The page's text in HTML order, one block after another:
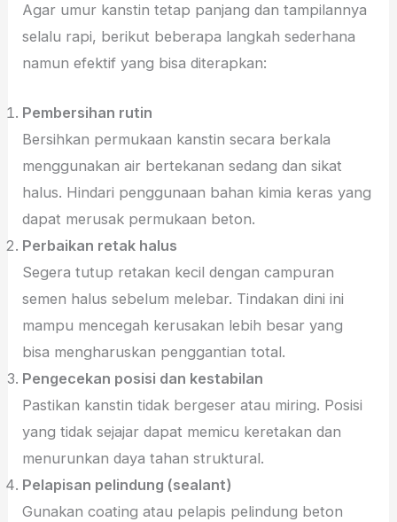
Agar umur kanstin tetap panjang dan tampilannya
selalu rapi, berikut beberapa langkah sederhana
namun efektif yang bisa diterapkan:
Pembersihan rutin
Bersihkan permukaan kanstin secara berkala
menggunakan air bertekanan sedang dan sikat
halus. Hindari penggunaan bahan kimia keras yang
dapat merusak permukaan beton.
Perbaikan retak halus
Segera tutup retakan kecil dengan campuran
semen halus sebelum melebar. Tindakan dini ini
mampu mencegah kerusakan lebih besar yang
bisa mengharuskan penggantian total.
Pengecekan posisi dan kestabilan
Pastikan kanstin tidak bergeser atau miring. Posisi
yang tidak sejajar dapat memicu keretakan dan
menurunkan daya tahan struktural.
Pelapisan pelindung (sealant)
Gunakan coating atau pelapis pelindung beton